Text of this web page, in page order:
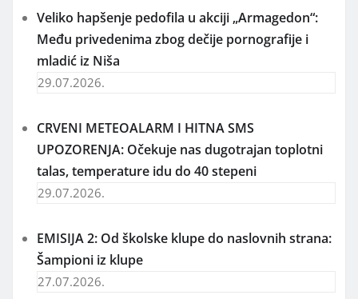
Veliko hapšenje pedofila u akciji „Armagedon“:
Među privedenima zbog dečije pornografije i
mladić iz Niša
29.07.2026.
CRVENI METEOALARM I HITNA SMS
UPOZORENJA: Očekuje nas dugotrajan toplotni
talas, temperature idu do 40 stepeni
29.07.2026.
EMISIJA 2: Od školske klupe do naslovnih strana:
Šampioni iz klupe
27.07.2026.